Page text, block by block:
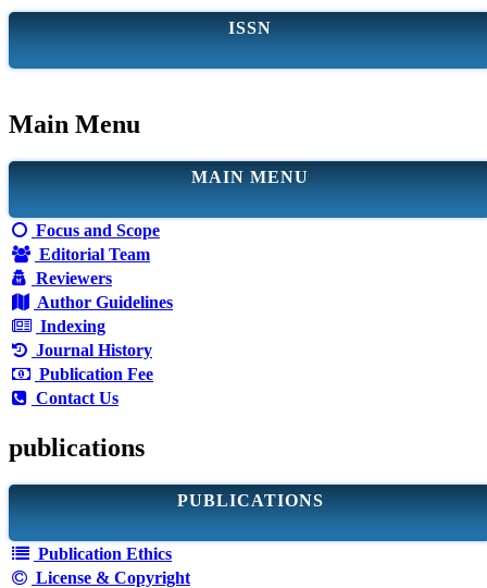
ISSN
Main Menu
MAIN MENU
Focus and Scope
Editorial Team
Reviewers
Author Guidelines
Indexing
Journal History
Publication Fee
Contact Us
publications
PUBLICATIONS
Publication Ethics
License & Copyright